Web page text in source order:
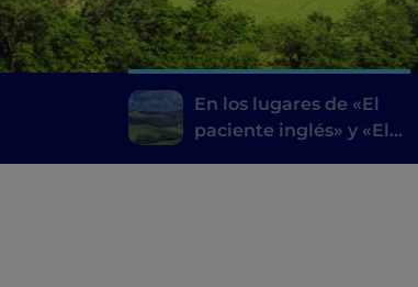
En los lugares de «El
paciente inglés» y «El